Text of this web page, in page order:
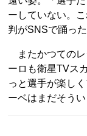
ーしていない。
判がSNSで踊った
またかつてのレ
ーロも衛星TVス
っと選手が楽し
ーベはまだそう